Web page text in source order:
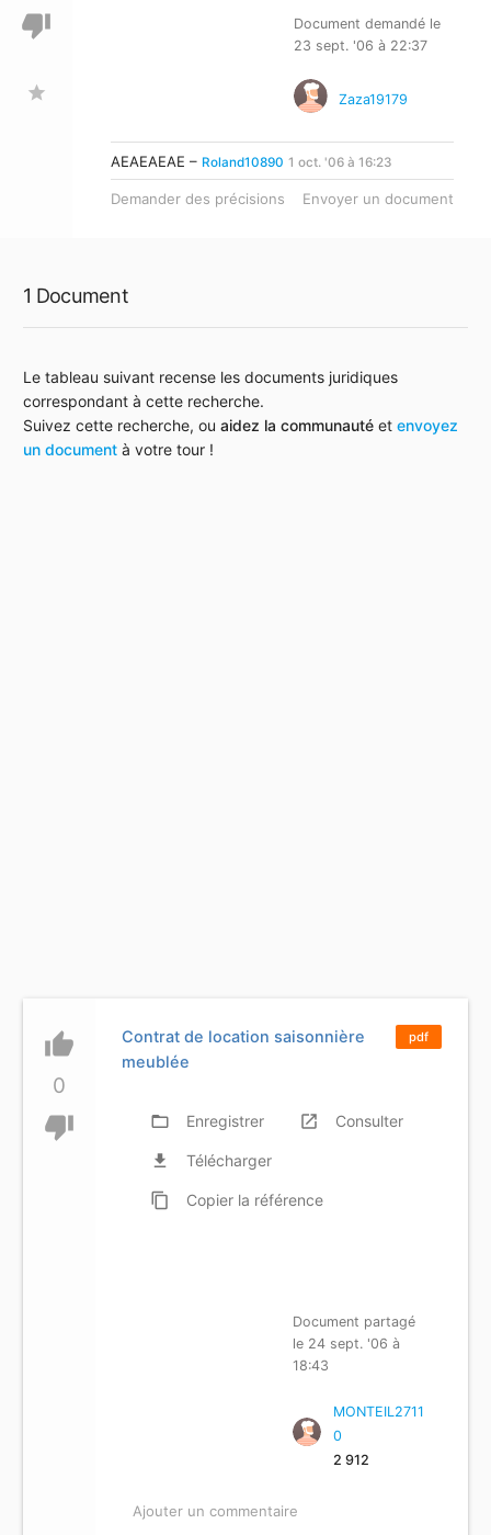
thumb_down
star
Document demandé le
23 sept. '06 à 22:37
Zaza19179
AEAEAEAE – Roland10890 1 oct. '06 à 16:23
Demander des précisions Envoyer un document
1 Document
Le tableau suivant recense les documents juridiques
correspondant à cette recherche.
Suivez cette recherche, ou aidez la communauté et envoyez
un document à votre tour !
thumb_up
0
thumb_down
pdf
Contrat de location saisonnière
meublée
folder_open Enregistrer launch Consulter
file_download Télécharger
content_copy Copier la référence
Document partagé
le 24 sept. '06 à
18:43
MONTEIL2711
0
2 912
Ajouter un commentaire